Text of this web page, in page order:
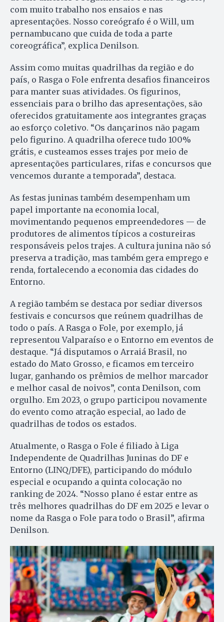
com muito trabalho nos ensaios e nas
apresentações. Nosso coreógrafo é o Will, um
pernambucano que cuida de toda a parte
coreográfica”, explica Denilson.
Assim como muitas quadrilhas da região e do
país, o Rasga o Fole enfrenta desafios financeiros
para manter suas atividades. Os figurinos,
essenciais para o brilho das apresentações, são
oferecidos gratuitamente aos integrantes graças
ao esforço coletivo. “Os dançarinos não pagam
pelo figurino. A quadrilha oferece tudo 100%
grátis, e custeamos esses trajes por meio de
apresentações particulares, rifas e concursos que
vencemos durante a temporada”, destaca.
As festas juninas também desempenham um
papel importante na economia local,
movimentando pequenos empreendedores — de
produtores de alimentos típicos a costureiras
responsáveis pelos trajes. A cultura junina não só
preserva a tradição, mas também gera emprego e
renda, fortalecendo a economia das cidades do
Entorno.
A região também se destaca por sediar diversos
festivais e concursos que reúnem quadrilhas de
todo o país. A Rasga o Fole, por exemplo, já
representou Valparaíso e o Entorno em eventos de
destaque. “Já disputamos o Arraiá Brasil, no
estado do Mato Grosso, e ficamos em terceiro
lugar, ganhando os prêmios de melhor marcador
e melhor casal de noivos”, conta Denilson, com
orgulho. Em 2023, o grupo participou novamente
do evento como atração especial, ao lado de
quadrilhas de todos os estados.
Atualmente, o Rasga o Fole é filiado à Liga
Independente de Quadrilhas Juninas do DF e
Entorno (LINQ/DFE), participando do módulo
especial e ocupando a quinta colocação no
ranking de 2024. “Nosso plano é estar entre as
três melhores quadrilhas do DF em 2025 e levar o
nome da Rasga o Fole para todo o Brasil”, afirma
Denilson.